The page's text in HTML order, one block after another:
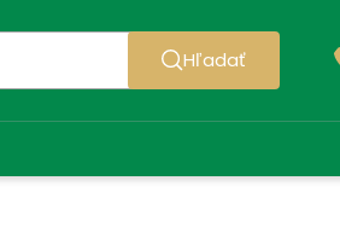
Hľadať